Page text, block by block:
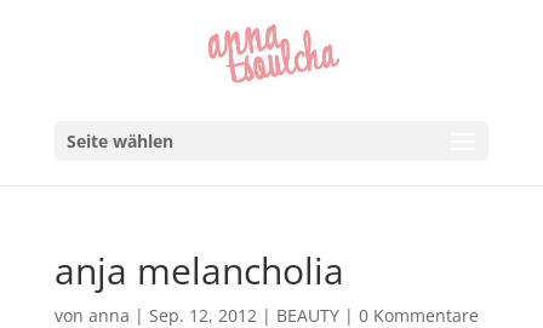
Seite wählen
anja melancholia
von anna | Sep. 12, 2012| BEAUTY| 0 Kommentare